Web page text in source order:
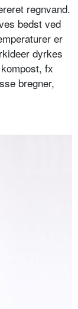
regnvand.
bedst ved
er
dyrkes
fx
bregner,